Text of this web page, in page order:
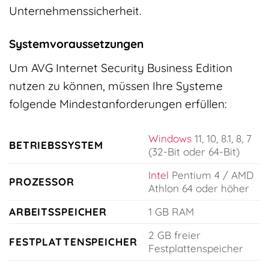
Unternehmenssicherheit.
Systemvoraussetzungen
Um AVG Internet Security Business Edition
nutzen zu können, müssen Ihre Systeme
folgende Mindestanforderungen erfüllen:
BETRIEBSSYSTEM
Windows11, 10, 8.1, 8, 7
(32-Bit oder 64-Bit)
PROZESSOR
Intel Pentium 4 / AMD
Athlon 64 oder höher
ARBEITSSPEICHER
1 GB RAM
FESTPLATTENSPEICHER
2 GB freier
Festplattenspeicher